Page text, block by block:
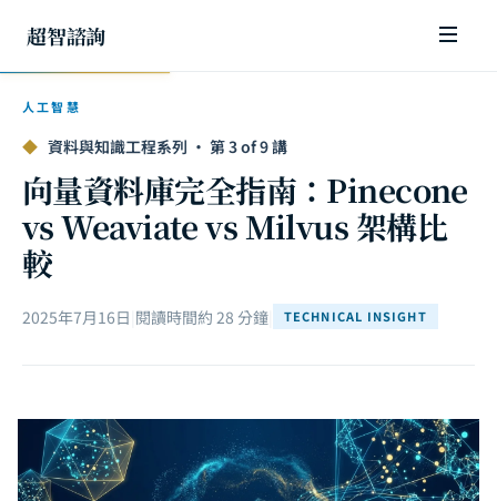
超智諮詢
人工智慧
◆ 資料與知識工程系列 · 第 3 of 9 講
向量資料庫完全指南：Pinecone
vs Weaviate vs Milvus 架構比
較
2025年7月16日 閱讀時間約 28 分鐘 TECHNICAL INSIGHT